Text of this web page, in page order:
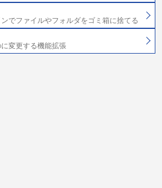
でファイルやフォルダをゴミ箱に捨てる
変更する機能拡張